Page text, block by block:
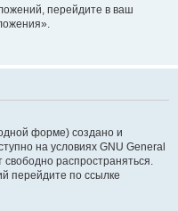
перейдите в ваш
форме) создано и
на условиях GNU General
распространяться.
перейдите по ссылке